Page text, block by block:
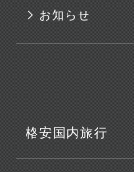
お知らせ
格安国内旅行